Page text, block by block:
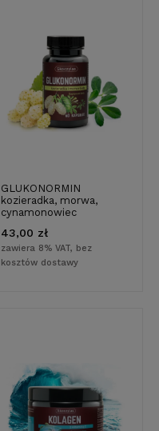
GLUKONORMIN
kozieradka, morwa,
cynamonowiec
43,00 zł
zawiera 8% VAT, bez
kosztów dostawy